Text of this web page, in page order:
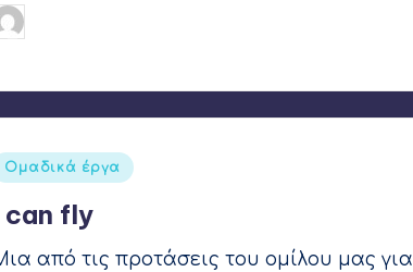
Ετικέτες:
Ομαδικά έργα
can fly
από τις προτάσεις του ομίλου μας για